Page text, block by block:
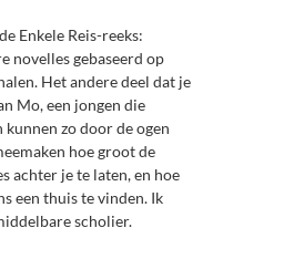
Enkele Reis-reeks:
novelles gebaseerd op
Het andere deel dat je
Mo, een jongen die
zo door de ogen
hoe groot de
achter je te laten, en hoe
een thuis te vinden. Ik
scholier.